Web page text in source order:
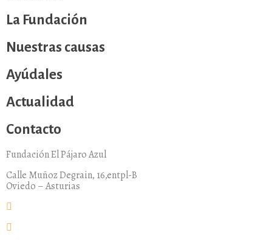
La Fundación
Nuestras causas
Ayúdales
Actualidad
Contacto
Fundación El Pájaro Azul
Calle Muñoz Degrain, 16,entpl-B
Oviedo – Asturias